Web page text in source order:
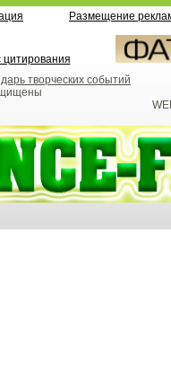
Размещение
творческих событий